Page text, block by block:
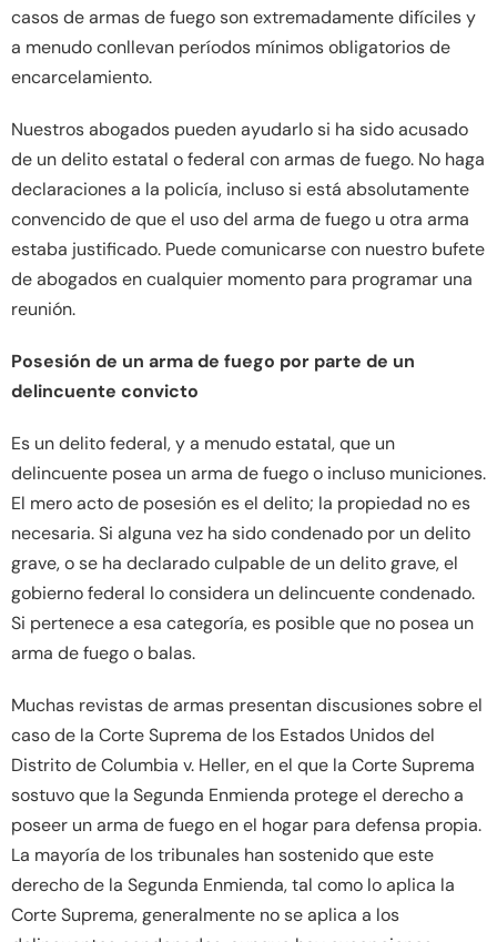
casos de armas de fuego son extremadamente difíciles y
a menudo conllevan períodos mínimos obligatorios de
encarcelamiento.
Nuestros abogados pueden ayudarlo si ha sido acusado
de un delito estatal o federal con armas de fuego. No haga
declaraciones a la policía, incluso si está absolutamente
convencido de que el uso del arma de fuego u otra arma
estaba justificado. Puede comunicarse con nuestro bufete
de abogados en cualquier momento para programar una
reunión.
Posesión de un arma de fuego por parte de un
delincuente convicto
Es un delito federal, y a menudo estatal, que un
delincuente posea un arma de fuego o incluso municiones.
El mero acto de posesión es el delito; la propiedad no es
necesaria. Si alguna vez ha sido condenado por un delito
grave, o se ha declarado culpable de un delito grave, el
gobierno federal lo considera un delincuente condenado.
Si pertenece a esa categoría, es posible que no posea un
arma de fuego o balas.
Muchas revistas de armas presentan discusiones sobre el
caso de la Corte Suprema de los Estados Unidos del
Distrito de Columbia v. Heller, en el que la Corte Suprema
sostuvo que la Segunda Enmienda protege el derecho a
poseer un arma de fuego en el hogar para defensa propia.
La mayoría de los tribunales han sostenido que este
derecho de la Segunda Enmienda, tal como lo aplica la
Corte Suprema, generalmente no se aplica a los